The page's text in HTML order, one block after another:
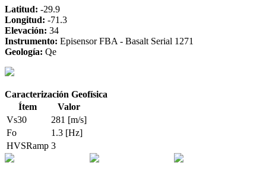
Latitud: -29.9
Longitud: -71.3
Elevación: 34
Instrumento: Episensor FBA - Basalt Serial 1271
Geología: Qe
Caracterización Geofísica
Ítem
Valor
Vs30
281 [m/s]
Fo
1.3 [Hz]
HVSRamp 3